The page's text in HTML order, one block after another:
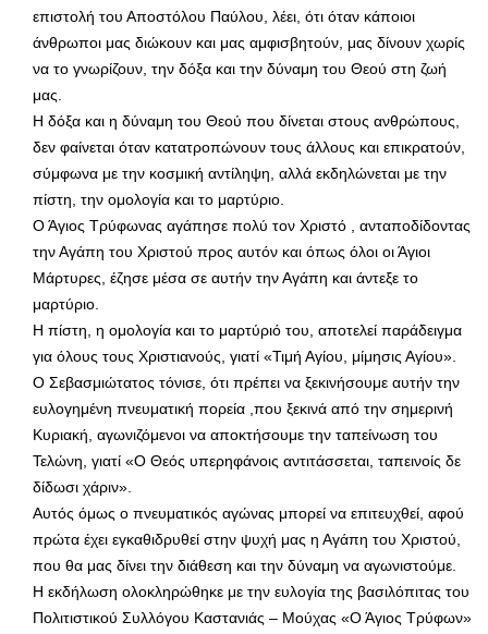
επιστολή του Αποστόλου Παύλου, λέει, ότι όταν κάποιοι
άνθρωποι μας διώκουν και μας αμφισβητούν, μας δίνουν χωρίς
να το γνωρίζουν, την δόξα και την δύναμη του Θεού στη ζωή
μας.
Η δόξα και η δύναμη του Θεού που δίνεται στους ανθρώπους,
δεν φαίνεται όταν κατατροπώνουν τους άλλους και επικρατούν,
σύμφωνα με την κοσμική αντίληψη, αλλά εκδηλώνεται με την
πίστη, την ομολογία και το μαρτύριο.
Ο Άγιος Τρύφωνας αγάπησε πολύ τον Χριστό , ανταποδίδοντας
την Αγάπη του Χριστού προς αυτόν και όπως όλοι οι Άγιοι
Μάρτυρες, έζησε μέσα σε αυτήν την Αγάπη και άντεξε το
μαρτύριο.
Η πίστη, η ομολογία και το μαρτύριό του, αποτελεί παράδειγμα
για όλους τους Χριστιανούς, γιατί «Τιμή Αγίου, μίμησις Αγίου».
Ο Σεβασμιώτατος τόνισε, ότι πρέπει να ξεκινήσουμε αυτήν την
ευλογημένη πνευματική πορεία ,που ξεκινά από την σημερινή
Κυριακή, αγωνιζόμενοι να αποκτήσουμε την ταπείνωση του
Τελώνη, γιατί «Ο Θεός υπερηφάνοις αντιτάσσεται, ταπεινοίς δε
δίδωσι χάριν».
Αυτός όμως ο πνευματικός αγώνας μπορεί να επιτευχθεί, αφού
πρώτα έχει εγκαθιδρυθεί στην ψυχή μας η Αγάπη του Χριστού,
που θα μας δίνει την διάθεση και την δύναμη να αγωνιστούμε.
Η εκδήλωση ολοκληρώθηκε με την ευλογία της βασιλόπιτας του
Πολιτιστικού Συλλόγου Καστανιάς – Μούχας «Ο Άγιος Τρύφων»